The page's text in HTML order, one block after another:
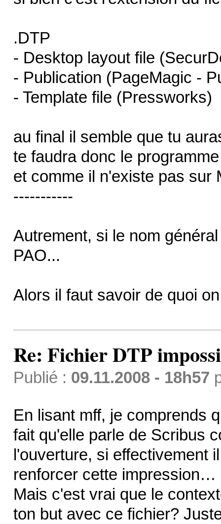
.DTP
- Desktop layout file
- Publication (PageMagic -
- Template file (Pressworks)
au final il semble que tu
te faudra donc le programme
et comme il n'existe pas sur
-----------
Autrement, si le nom
PAO...
Alors il faut savoir de quoi
Re: Fichier DTP
Publié : 09.11.2008 - 18h57
En lisant mff, je comprends
fait qu'elle parle de Scribus
l'ouverture, si effectivement
renforcer cette impression…
Mais c'est vrai que le
ton but avec ce fichier?